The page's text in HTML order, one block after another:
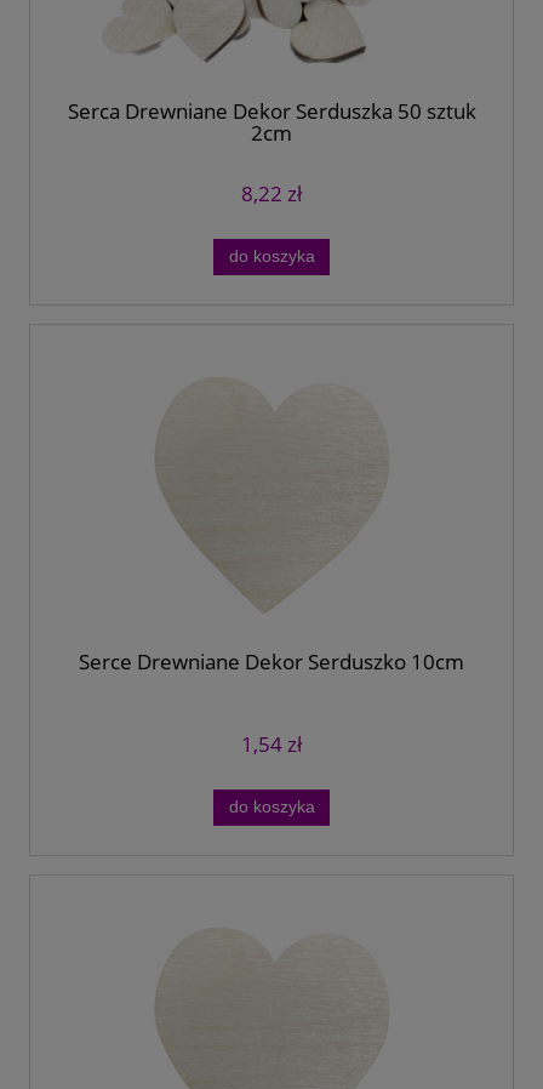
Serca Drewniane Dekor Serduszka 50 sztuk
2cm
8,22 zł
do koszyka
Serce Drewniane Dekor Serduszko 10cm
1,54 zł
do koszyka